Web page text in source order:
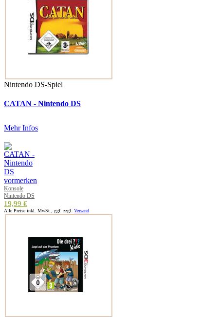
Nintendo DS-Spiel
CATAN - Nintendo DS
Mehr Infos
Konsole
Nintendo DS
19,99 €
Alle Preise inkl. MwSt., ggf. zzgl. Versand